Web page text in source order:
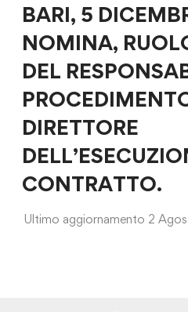
BARI, 5
NOMINA,
DEL
DIRETTORE
CONTRATTO.
Ultimo aggiornamento 2